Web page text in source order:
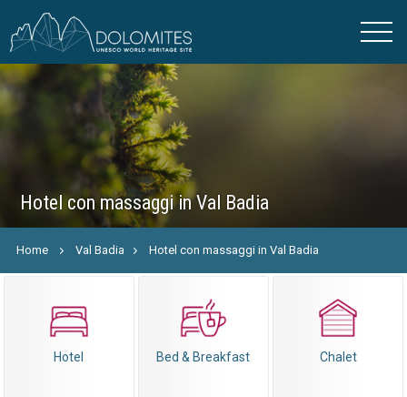
Hotel con massaggi in Val Badia
Home Val Badia Hotel con massaggi in Val Badia
Hotel Bed & Breakfast Chalet